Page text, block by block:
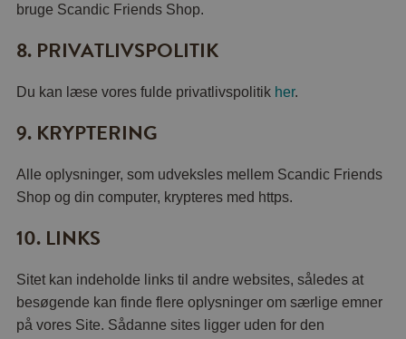
bruge Scandic Friends Shop.
8. PRIVATLIVSPOLITIK
Du kan læse vores fulde privatlivspolitik her.
9. KRYPTERING
Alle oplysninger, som udveksles mellem Scandic Friends
Shop og din computer, krypteres med https.
10. LINKS
Sitet kan indeholde links til andre websites, således at
besøgende kan finde flere oplysninger om særlige emner
på vores Site. Sådanne sites ligger uden for den